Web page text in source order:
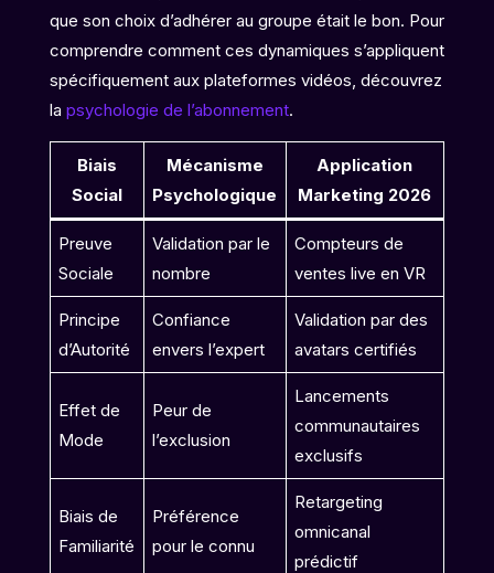
que son choix d’adhérer au groupe était le bon. Pour
comprendre comment ces dynamiques s’appliquent
spécifiquement aux plateformes vidéos, découvrez
la psychologie de l’abonnement.
Biais
Social
Mécanisme
Psychologique
Application
Marketing 2026
Preuve
Sociale
Validation par le
nombre
Compteurs de
ventes live en VR
Principe
d’Autorité
Confiance
envers l’expert
Validation par des
avatars certifiés
Effet de
Mode
Peur de
l’exclusion
Lancements
communautaires
exclusifs
Biais de
Familiarité
Préférence
pour le connu
Retargeting
omnicanal
prédictif